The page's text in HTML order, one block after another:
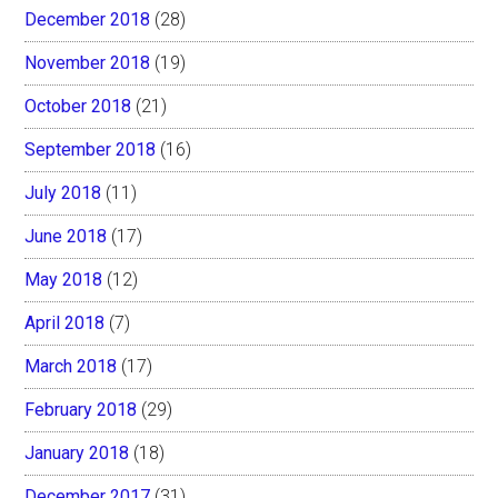
December 2018 (28)
November 2018 (19)
October 2018 (21)
September 2018 (16)
July 2018 (11)
June 2018 (17)
May 2018 (12)
April 2018 (7)
March 2018 (17)
February 2018 (29)
January 2018 (18)